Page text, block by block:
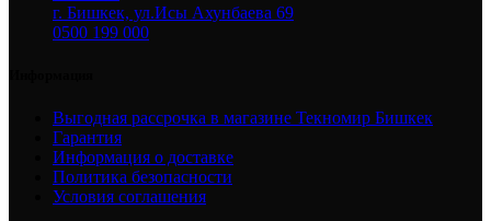
г. Бишкек, ул.Исы Ахунбаева 69
0500 199 000
Выгодная рассрочка в магазине Текномир Бишкек
Гарантия
Информация о доставке
Политика безопасности
Условия соглашения